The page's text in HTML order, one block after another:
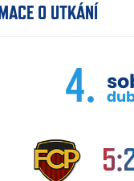
O UTKÁNÍ
4.